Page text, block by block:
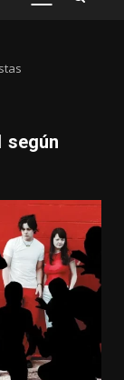
PRIMARY
según